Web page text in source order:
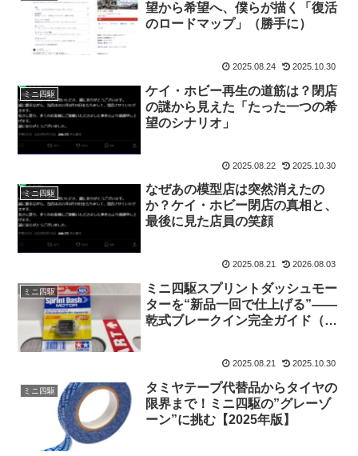
望から希望へ、僕らが描く「復活
のロードマップ」（勝手に）
2025.08.24 2025.10.30
ミニ四駆
ケイ・ホビー再生の道筋は？閉店
の謎から見えた「たった一つの希
望のシナリオ」
2025.08.22 2025.10.30
ミニ四駆
なぜあの模型店は突然消えたの
か？ケイ・ホビー閉店の真相と、
最後に見た店員の笑顔
2025.08.21 2026.08.03
ミニ四駆
ミニ四駆スプリントダッシュモー
ターを“新品一回で仕上げる”——
乾式ブレークイン完全ガイド（手
2025.08.21 2025.10.30
ミニ四駆
タミヤテープ代替品からタイヤの
限界まで！ミニ四駆の”グレーゾ
ーン”に挑む【2025年版】